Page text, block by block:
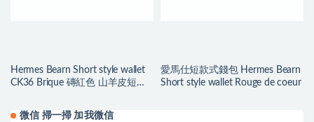
Hermes Bearn Short style wallet
CK36 Brique 磚紅色 山羊皮短錢
愛馬仕短款式錢包 Hermes Bearn
Short style wallet Rouge de coeur
微信 掃一掃 加我微信